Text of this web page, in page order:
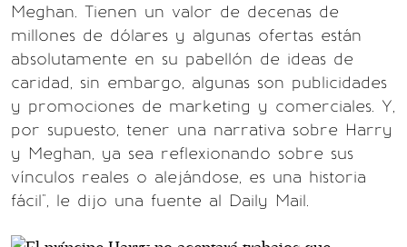
Meghan. Tienen un valor de decenas de
millones de dólares y algunas ofertas están
absolutamente en su pabellón de ideas de
caridad, sin embargo, algunas son publicidades
y promociones de marketing y comerciales. Y,
por supuesto, tener una narrativa sobre Harry
y Meghan, ya sea reflexionando sobre sus
vínculos reales o alejándose, es una historia
fácil", le dijo una fuente al Daily Mail.